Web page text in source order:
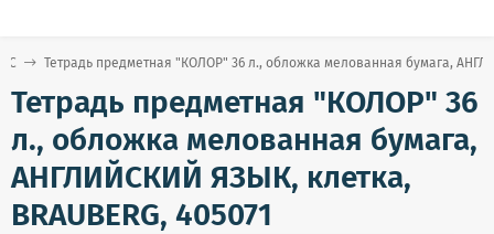
С Тетрадь предметная "КОЛОР" 36 л., обложка мелованная бумага,
Тетрадь предметная "КОЛОР" 36
л., обложка мелованная бумага,
АНГЛИЙСКИЙ ЯЗЫК, клетка,
BRAUBERG, 405071